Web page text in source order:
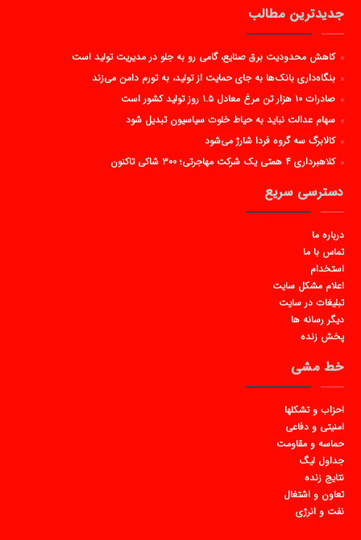
جدیدترین مطالب
کاهش محدودیت برق صنایع، گامی رو به جلو در مدیریت تولید است
بنگاه‌داری بانک‌ها به جای حمایت از تولید، به تورم دامن می‌زند
صادرات ۱۰ هزار تن مرغ معادل ۱.۵ روز تولید کشور است
سهام عدالت نباید به حیاط خلوت سیاسیون تبدیل شود
کالابرگ سه گروه فردا شارژ می‌شود
کلاهبرداری ۴ همتی یک شرکت مهاجرتی؛ ۳۰۰ شاکی تاکنون
دسترسی سریع
درباره ما
تماس با ما
استخدام
اعلام مشکل سایت
تبلیغات در سایت
دیگر رسانه ها
پخش زنده
خط مشی
احزاب و تشکلها
امنیتی و دفاعی
حماسه و مقاومت
جداول لیگ
نتایج زنده
تعاون و اشتغال
نفت و انرژی